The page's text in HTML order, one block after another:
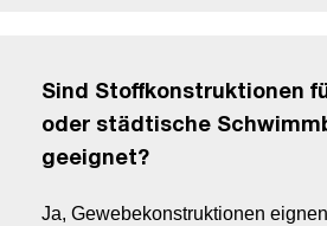
Sind Stoffkonstruktionen
oder städtische
geeignet?
Ja, Gewebekonstruktionen